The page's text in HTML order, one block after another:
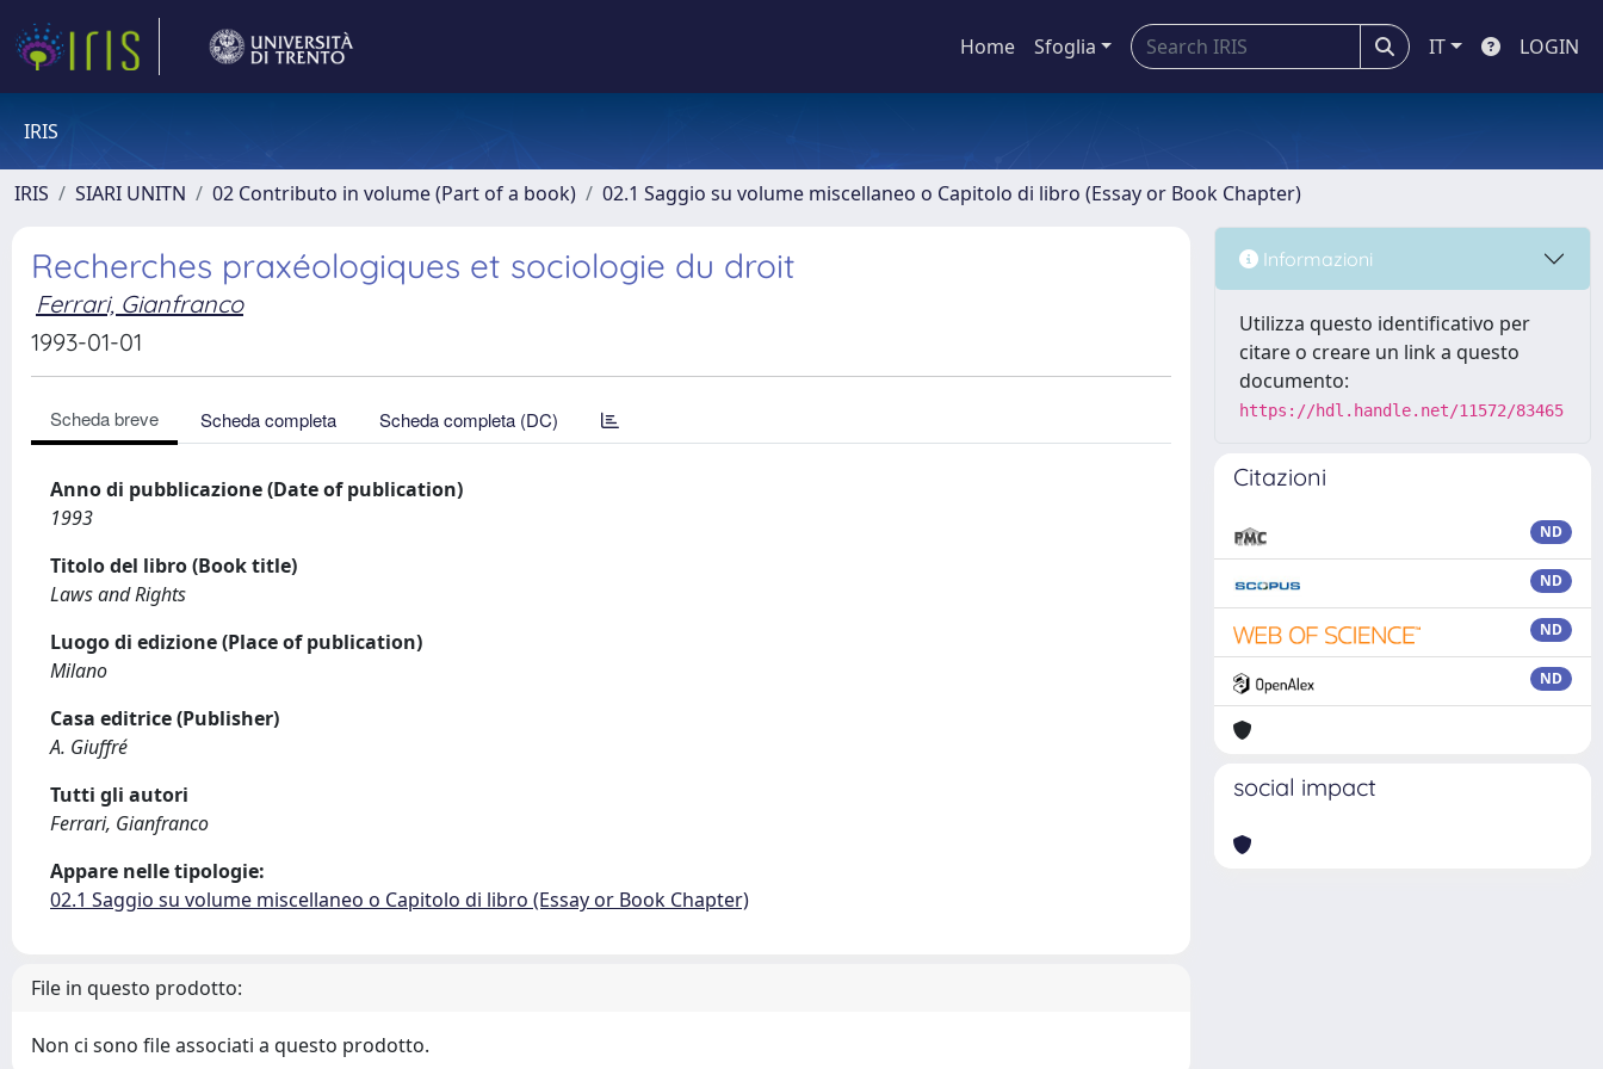
Home Sfoglia IT LOGIN
IRIS
IRIS SIARI UNITN 02 Contributo in volume (Part of a book) 02.1 Saggio su volume miscellaneo o Capitolo di libro (Essay or Book Chapter)
Recherches praxéologiques et sociologie du droit
Ferrari, Gianfranco
1993-01-01
Scheda breve Scheda completa Scheda completa (DC)
Anno di pubblicazione (Date of publication)
1993
Titolo del libro (Book title)
Laws and Rights
Luogo di edizione (Place of publication)
Milano
Casa editrice (Publisher)
A. Giuffré
Tutti gli autori
Ferrari, Gianfranco
Appare nelle tipologie:
02.1 Saggio su volume miscellaneo o Capitolo di libro (Essay or Book Chapter)
File in questo prodotto:
Non ci sono file associati a questo prodotto.
Informazioni
Utilizza questo identificativo per
citare o creare un link a questo
documento:
https://hdl.handle.net/11572/83465
Citazioni
ND
ND
ND
ND
social impact